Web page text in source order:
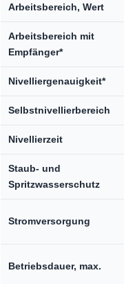
Arbeitsbereich, Wert
Arbeitsbereich mit
Empfänger*
Nivelliergenauigkeit*
Selbstnivellierbereich
Nivellierzeit
Staub- und
Spritzwasserschutz
Stromversorgung
Betriebsdauer, max.